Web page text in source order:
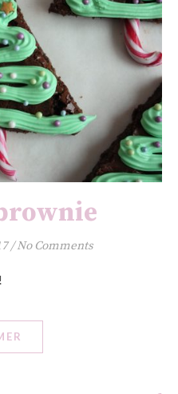
/No Comments